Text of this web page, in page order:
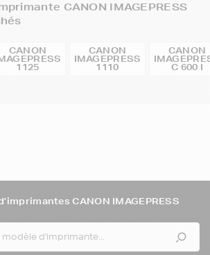
CANON IMAGEPRESS
CANON
1125
CANON
IMAGEPRESS
1110
CANON
C 600 I
CANON IMAGEPRESS